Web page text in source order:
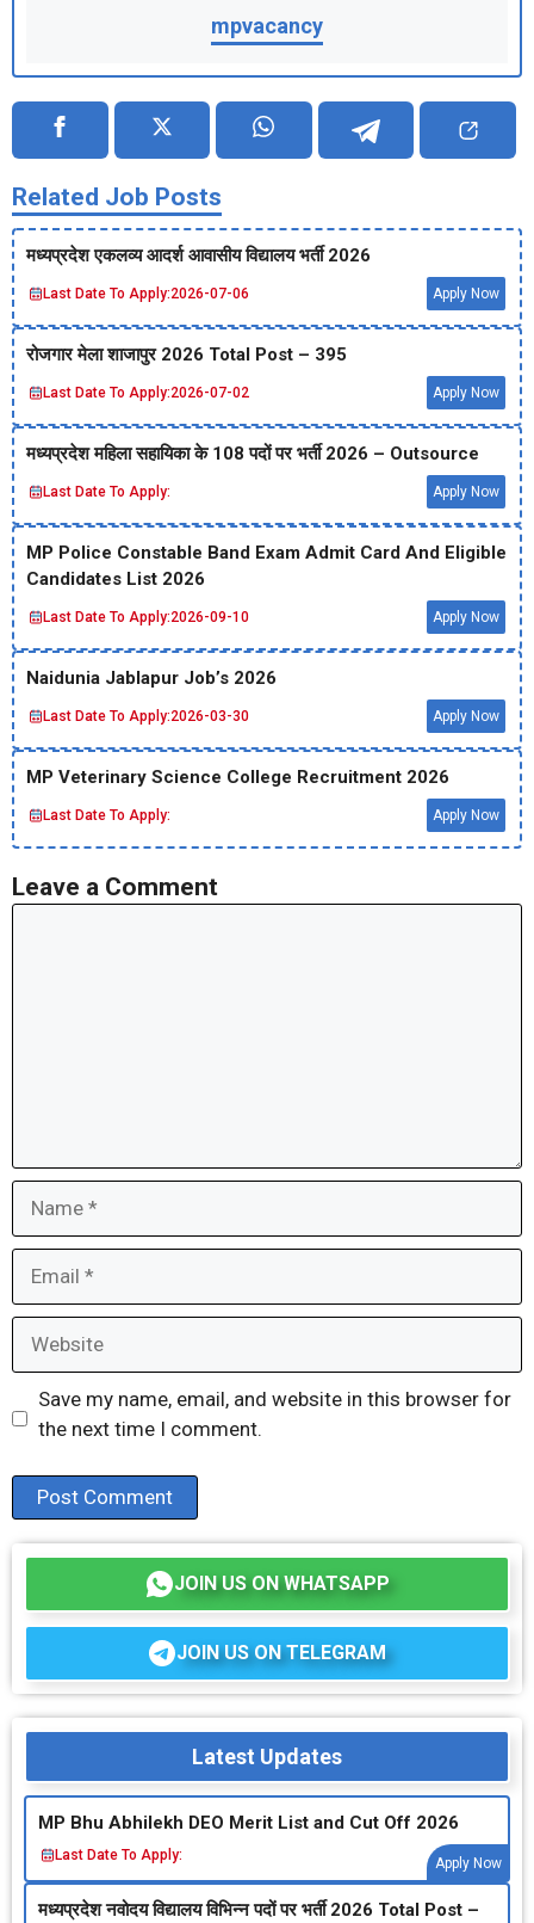
mpvacancy
Related Job Posts
मध्‍यप्रदेश एकलव्‍य आदर्श आवासीय विद्यालय भर्ती 2026
Last Date To Apply:2026-07-06 Apply Now
रोजगार मेला शाजापुर 2026 Total Post – 395
Last Date To Apply:2026-07-02 Apply Now
मध्‍यप्रदेश महिला सहायिका के 108 पदों पर भर्ती 2026 – Outsource
Last Date To Apply: Apply Now
MP Police Constable Band Exam Admit Card And Eligible
Candidates List 2026
Last Date To Apply:2026-09-10 Apply Now
Naidunia Jablapur Job’s 2026
Last Date To Apply:2026-03-30 Apply Now
MP Veterinary Science College Recruitment 2026
Last Date To Apply: Apply Now
Leave a Comment
Save my name, email, and website in this browser for
the next time I comment.
JOIN US ON WHATSAPP
JOIN US ON TELEGRAM
Latest Updates
MP Bhu Abhilekh DEO Merit List and Cut Off 2026
Last Date To Apply:
Apply Now
मध्‍यप्रदेश नवोदय विद्यालय विभिन्‍न पदों पर भर्ती 2026 Total Post –